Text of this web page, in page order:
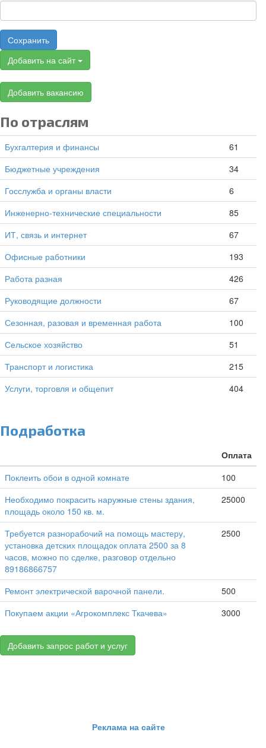
Сохранить
Добавить на сайт
Добавить вакансию
По отраслям
Бухгалтерия и финансы
61
Бюджетные учреждения
34
Госслужба и органы власти
6
Инженерно-технические специальности
85
ИТ, связь и интернет
67
Офисные работники
193
Работа разная
426
Руководящие должности
67
Сезонная, разовая и временная работа
100
Сельское хозяйство
51
Транспорт и логистика
215
Услуги, торговля и общепит
404
Подработка
Оплата
Поклеить обои в одной комнате
100
Необходимо покрасить наружные стены здания,
площадь около 150 кв. м.
25000
Требуется разнорабочий на помощь мастеру,
установка детских площадок оплата 2500 за 8
часов, можно по сделке, разговор отдельно
89186866757
2500
Ремонт электрической варочной панели.
500
Покупаем акции «Агрокомплекс Ткачева»
3000
Добавить запрос работ и услуг
Реклама на сайте